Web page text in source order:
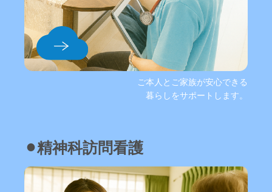
ご本人とご家族が安心できる
暮らしをサポートします。
⚫︎精神科訪問看護